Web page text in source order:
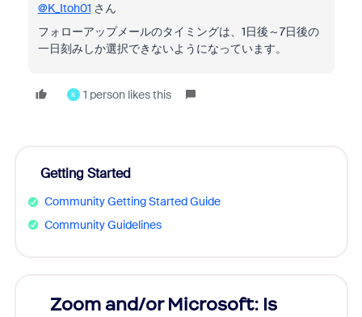
@K_Itoh01 さん
フォローアップメールのタイミングは、1日後～7日後の
一日刻みしか選択できないようになっています。
K 1 person likes this
Getting Started
Community Getting Started Guide
Community Guidelines
Zoom and/or Microsoft: Is